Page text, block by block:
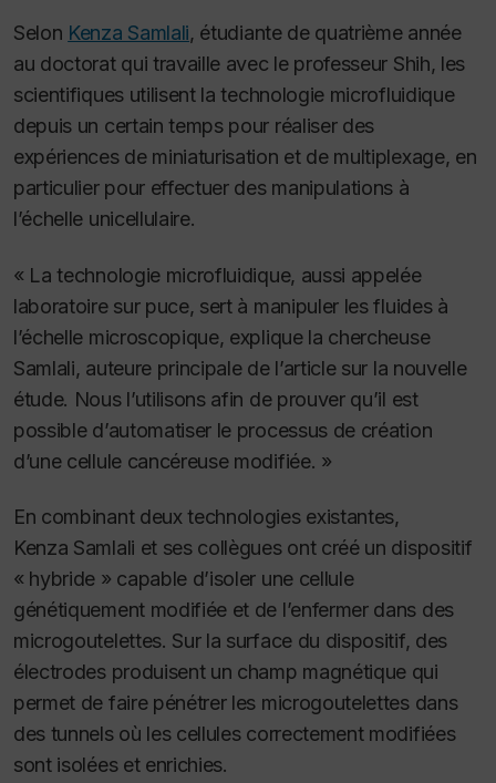
Selon Kenza Samlali, étudiante de quatrième année
au doctorat qui travaille avec le professeur Shih, les
scientifiques utilisent la technologie microfluidique
depuis un certain temps pour réaliser des
expériences de miniaturisation et de multiplexage, en
particulier pour effectuer des manipulations à
l’échelle unicellulaire.
« La technologie microfluidique, aussi appelée
laboratoire sur puce, sert à manipuler les fluides à
l’échelle microscopique, explique la chercheuse
Samlali, auteure principale de l’article sur la nouvelle
étude. Nous l’utilisons afin de prouver qu’il est
possible d’automatiser le processus de création
d’une cellule cancéreuse modifiée. »
En combinant deux technologies existantes,
Kenza Samlali et ses collègues ont créé un dispositif
« hybride » capable d’isoler une cellule
génétiquement modifiée et de l’enfermer dans des
microgoutelettes. Sur la surface du dispositif, des
électrodes produisent un champ magnétique qui
permet de faire pénétrer les microgoutelettes dans
des tunnels où les cellules correctement modifiées
sont isolées et enrichies.